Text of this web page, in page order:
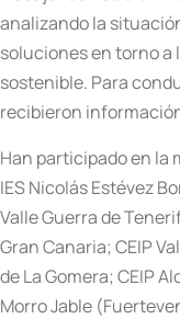
analizando la
soluciones en torno a
sostenible. Para
recibieron
Han participado en la
IES Nicolás Estévez
Valle Guerra de
Gran Canaria; CEIP
de La Gomera; CEIP
Morro Jable